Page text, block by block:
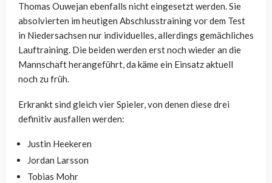
Thomas Ouwejan ebenfalls nicht eingesetzt werden. Sie
absolvierten im heutigen Abschlusstraining vor dem Test
in Niedersachsen nur individuelles, allerdings gemächliches
Lauftraining. Die beiden werden erst noch wieder an die
Mannschaft herangeführt, da käme ein Einsatz aktuell
noch zu früh.
Erkrankt sind gleich vier Spieler, von denen diese drei
definitiv ausfallen werden:
Justin Heekeren
Jordan Larsson
Tobias Mohr